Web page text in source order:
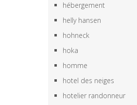
hébergement
helly hansen
hohneck
hoka
homme
hotel des neiges
hotelier randonneur